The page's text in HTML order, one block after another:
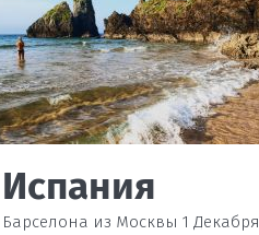
Испания
Барселона из Москвы 1 Декабря